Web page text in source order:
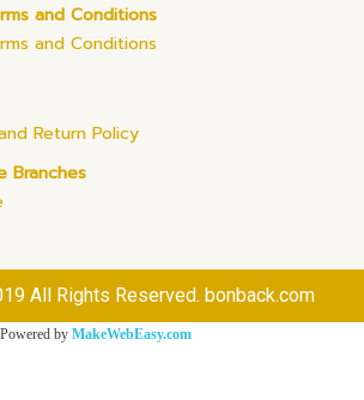
and Conditions
and Conditions
Return Policy
Branches
All Rights Reserved. bonback.com
Powered by MakeWebEasy.com